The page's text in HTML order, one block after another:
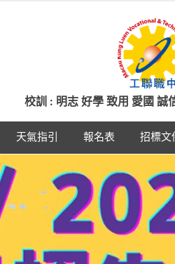
校訓 : 明志 好學 致用 愛國 誠
天氣指引 報名表 招標文